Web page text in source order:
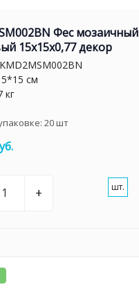
Фес
15x15x0,77 декор
KMD2MSM002BN
см
кг
20шт
+ шт.